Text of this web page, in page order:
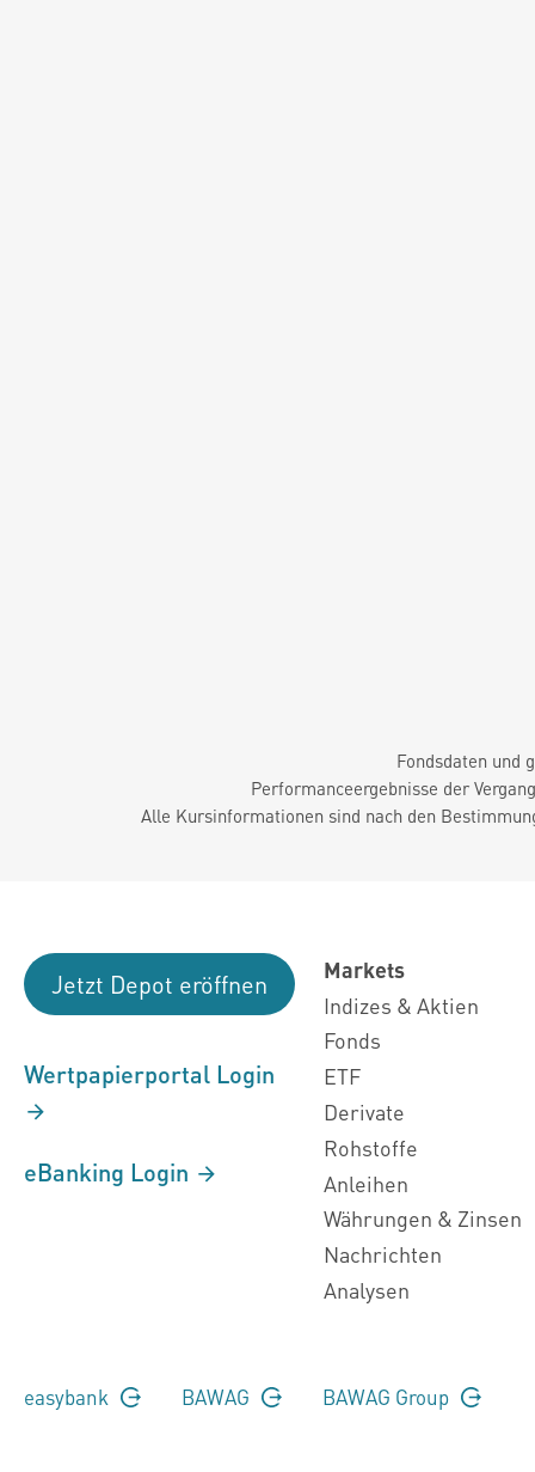
Fondsdaten und
Performanceergebnisse der
Alle Kursinformationen sind nach den
Jetzt Depot eröffnen
Wertpapierportal Login
eBanking Login
Markets
Indizes & Aktien
Fonds
ETF
Derivate
Rohstoffe
Anleihen
Währungen & Zinsen
Nachrichten
Analysen
easybank BAWAG BAWAG Group